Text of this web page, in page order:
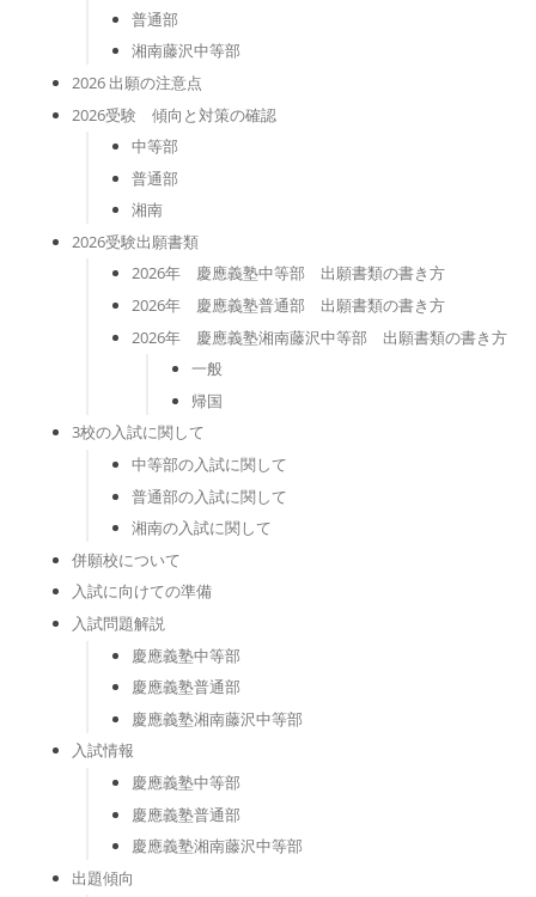
普通部
湘南藤沢中等部
2026 出願の注意点
2026受験 傾向と対策の確認
中等部
普通部
湘南
2026受験出願書類
2026年 慶應義塾中等部 出願書類の書き方
2026年 慶應義塾普通部 出願書類の書き方
2026年 慶應義塾湘南藤沢中等部 出願書類の書き方
一般
帰国
3校の入試に関して
中等部の入試に関して
普通部の入試に関して
湘南の入試に関して
併願校について
入試に向けての準備
入試問題解説
慶應義塾中等部
慶應義塾普通部
慶應義塾湘南藤沢中等部
入試情報
慶應義塾中等部
慶應義塾普通部
慶應義塾湘南藤沢中等部
出題傾向